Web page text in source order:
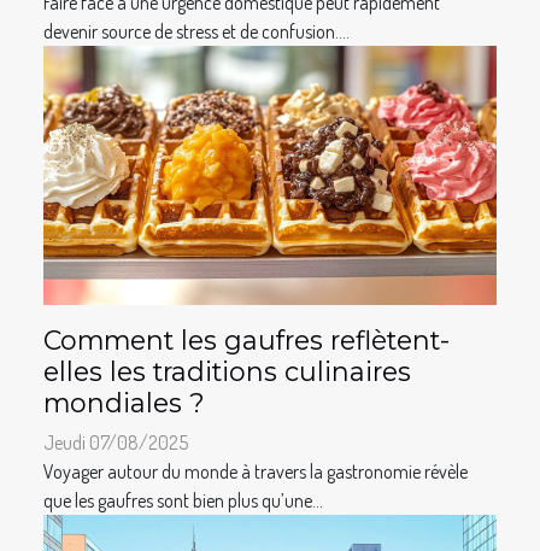
devenir source de stress et de confusion....
Comment les gaufres reflètent-
elles les traditions culinaires
mondiales ?
Jeudi 07/08/2025
Voyager autour du monde à travers la gastronomie révèle
que les gaufres sont bien plus qu’une...